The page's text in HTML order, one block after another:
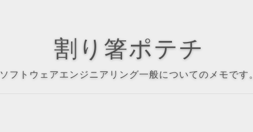
割り箸ポテチ
ソフトウェアエンジニアリング一般についてのメモです。